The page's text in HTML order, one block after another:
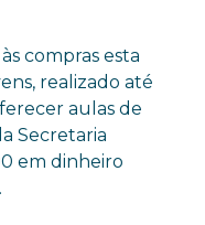
compras esta
realizado até
aulas de
Secretaria
em dinheiro